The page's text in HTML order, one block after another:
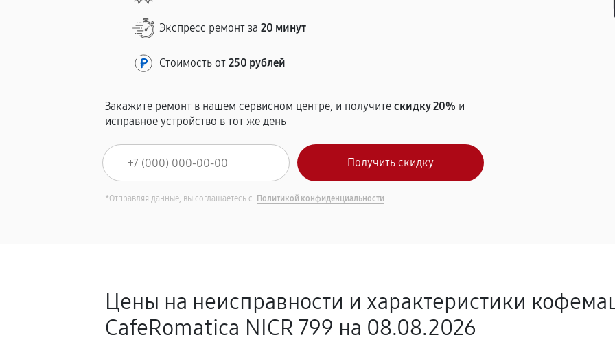
Экспресс ремонт за20 минут
Стоимость от250 рублей
Закажите ремонт в нашем сервисном центре, и получитескидку 20% и
исправное устройство в тот же день
*Отправляя данные, вы соглашаетесь с Политикой конфиденциальности
Цены на неисправности и характеристики
CafeRomatica NICR 799 на 08.08.2026